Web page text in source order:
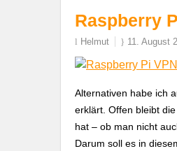
Raspberry
Helmut 11. August
Alternativen habe ich
erklärt. Offen bleibt
hat – ob man nicht
Darum soll es in